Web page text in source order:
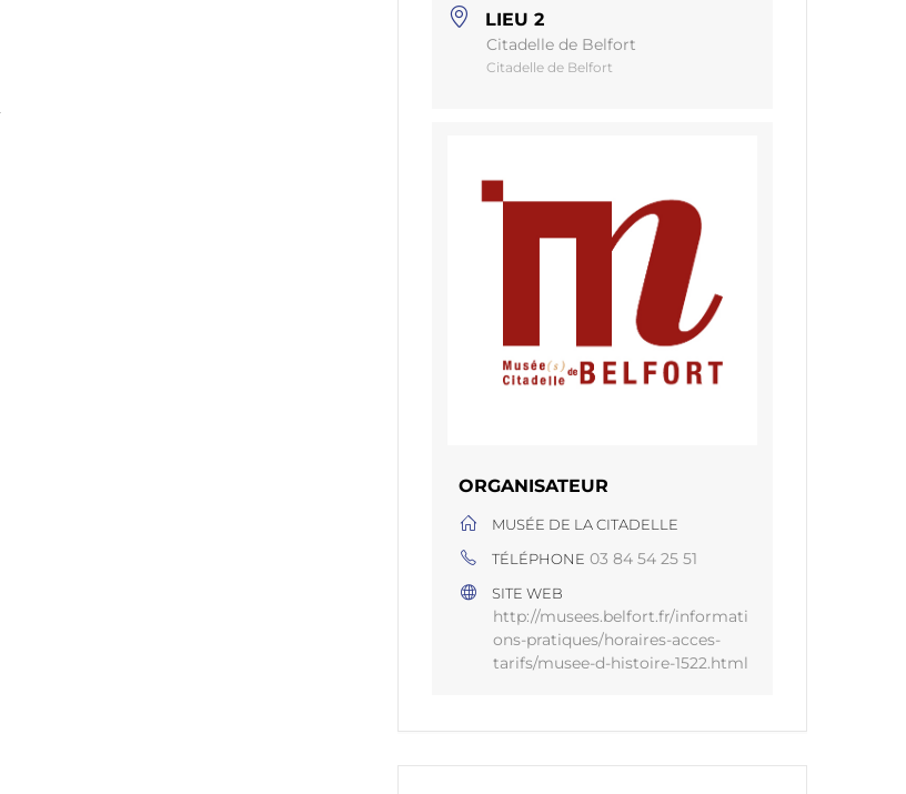
LIEU 2
Citadelle de Belfort
Citadelle de Belfort
ORGANISATEUR
MUSÉE DE LA CITADELLE
TÉLÉPHONE 03 84 54 25 51
SITE WEB
http://musees.belfort.fr/informati
ons-pratiques/horaires-acces-
tarifs/musee-d-histoire-1522.html